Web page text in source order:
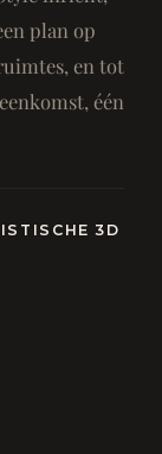
plan op
en tot
één
3D